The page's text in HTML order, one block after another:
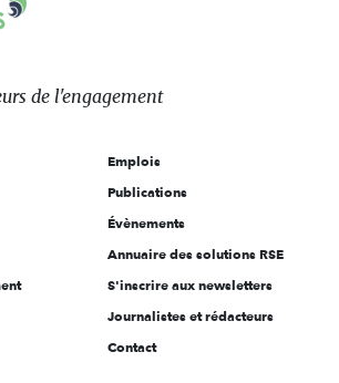
de l'engagement
Emplois
Publications
Évènements
Annuaire des solutions RSE
S'inscrire aux newsletters
Journalistes et rédacteurs
Contact